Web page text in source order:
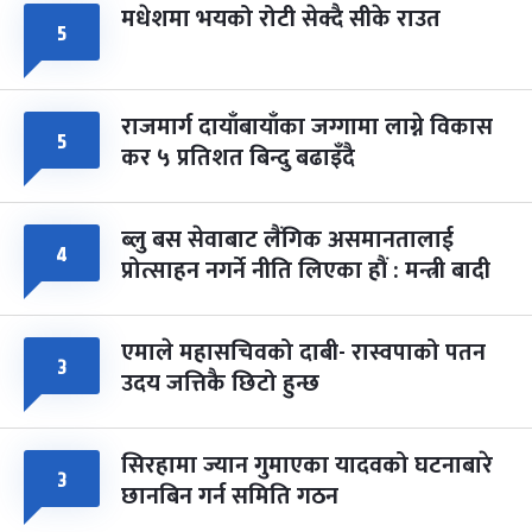
५ मधेशमा भयको रोटी सेक्दै सीके राउत
५ राजमार्ग दायाँबायाँका जग्गामा लाग्ने विकास
कर ५ प्रतिशत बिन्दु बढाइँदै
४ ब्लु बस सेवाबाट लैंगिक असमानतालाई
प्रोत्साहन नगर्ने नीति लिएका हौं : मन्त्री बादी
३ एमाले महासचिवको दाबी- रास्वपाको पतन
उदय जत्तिकै छिटो हुन्छ
३ सिरहामा ज्यान गुमाएका यादवको घटनाबारे
छानबिन गर्न समिति गठन